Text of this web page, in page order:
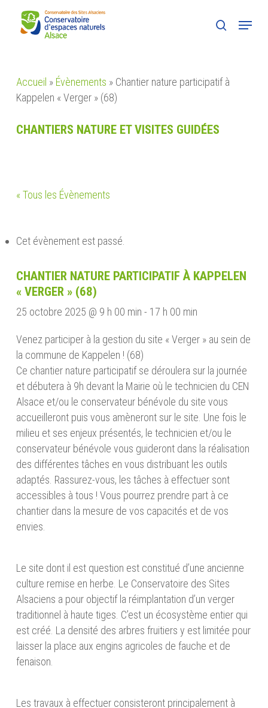
search
Menu
Accueil » Évènements » Chantier nature participatif à
Kappelen « Verger » (68)
CHANTIERS NATURE ET VISITES GUIDÉES
« Tous les Évènements
Cet évènement est passé.
CHANTIER NATURE PARTICIPATIF À KAPPELEN
« VERGER » (68)
25 octobre 2025 @ 9 h 00 min - 17 h 00 min
Venez participer à la gestion du site « Verger » au sein de
la commune de Kappelen ! (68)
Ce chantier nature participatif se déroulera sur la journée
et débutera à 9h devant la Mairie où le technicien du CEN
Alsace et/ou le conservateur bénévole du site vous
accueilleront puis vous amèneront sur le site. Une fois le
milieu et ses enjeux présentés, le technicien et/ou le
conservateur bénévole vous guideront dans la réalisation
des différentes tâches en vous distribuant les outils
adaptés. Rassurez-vous, les tâches à effectuer sont
accessibles à tous ! Vous pourrez prendre part à ce
chantier dans la mesure de vos capacités et de vos
envies.
Le site dont il est question est constitué d’une ancienne
culture remise en herbe. Le Conservatoire des Sites
Alsaciens a pour objectif la réimplantation d’un verger
traditionnel à haute tiges. C’est un écosystème entier qui
est créé. La densité des arbres fruitiers y est limitée pour
laisser la place aux engins agricoles de fauche et de
fenaison.
Les travaux à effectuer consisteront principalement à